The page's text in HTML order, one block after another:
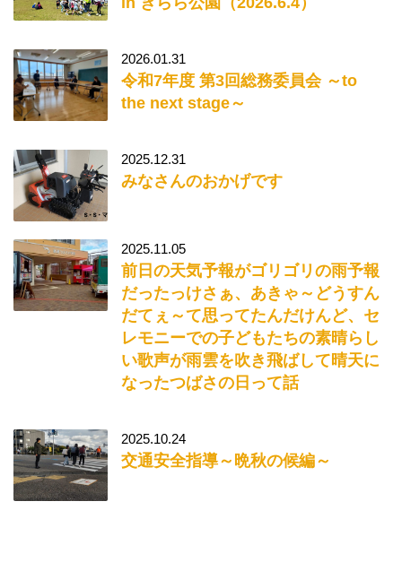
2026.01.31
令和7年度 第3回総務委員会 ～to
the next stage～
2025.12.31
みなさんのおかげです
2025.11.05
前日の天気予報がゴリゴリの雨予報
だったっけさぁ、あきゃ～どうすん
だてぇ～て思ってたんだけんど、セ
レモニーでの子どもたちの素晴らし
い歌声が雨雲を吹き飛ばして晴天に
なったつばさの日って話
2025.10.24
交通安全指導～晩秋の候編～